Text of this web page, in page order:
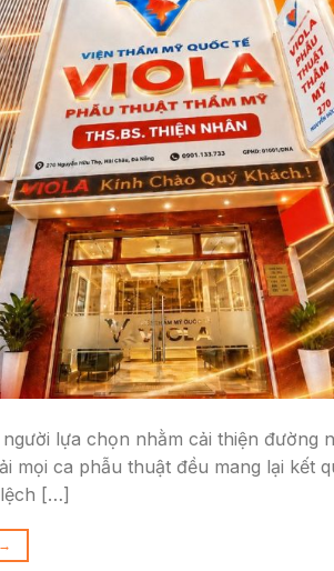
lựa chọn nhằm cải thiện đường
mọi ca phẫu thuật đều mang lại kết
[…]
→